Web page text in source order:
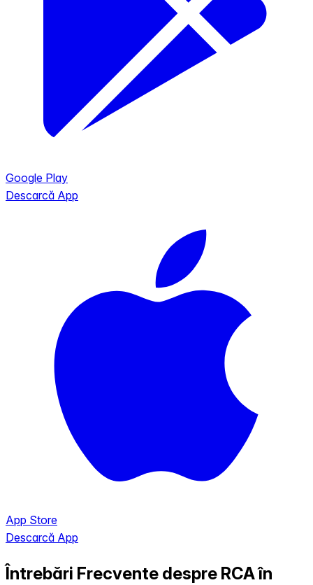
Google Play
Descarcă App
App Store
Descarcă App
Întrebări Frecvente despre RCA în